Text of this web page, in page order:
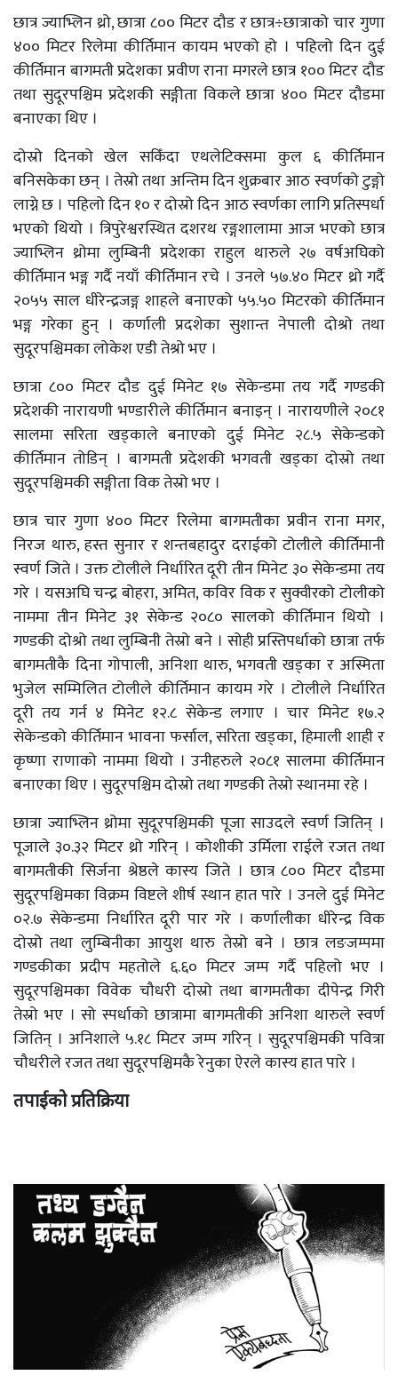
छात्र ज्याभ्लिन थ्रो, छात्रा ८०० मिटर दौड र छात्र÷छात्राको चार गुणा
४०० मिटर रिलेमा कीर्तिमान कायम भएको हो । पहिलो दिन दुई
कीर्तिमान बागमती प्रदेशका प्रवीण राना मगरले छात्र १०० मिटर दौड
तथा सुदूरपश्चिम प्रदेशकी सङ्गीता विकले छात्रा ४०० मिटर दौडमा
बनाएका थिए ।
दोस्रो दिनको खेल सकिँदा एथलेटिक्समा कुल ६ कीर्तिमान
बनिसकेका छन् । तेस्रो तथा अन्तिम दिन शुक्रबार आठ स्वर्णको टुङ्गो
लाग्ने छ । पहिलो दिन १० र दोस्रो दिन आठ स्वर्णका लागि प्रतिस्पर्धा
भएको थियो । त्रिपुरेश्वरस्थित दशरथ रङ्गशालामा आज भएको छात्र
ज्याभ्लिन थ्रोमा लुम्बिनी प्रदेशका राहुल थारुले २७ वर्षअघिको
कीर्तिमान भङ्ग गर्दै नयाँ कीर्तिमान रचे । उनले ५७.४० मिटर थ्रो गर्दै
२०५५ साल धीरेन्द्रजङ्ग शाहले बनाएको ५५.५० मिटरको कीर्तिमान
भङ्ग गरेका हुन् । कर्णाली प्रदशेका सुशान्त नेपाली दोश्रो तथा
सुदूरपश्चिमका लोकेश एडी तेश्रो भए ।
छात्रा ८०० मिटर दौड दुई मिनेट १७ सेकेन्डमा तय गर्दै गण्डकी
प्रदेशकी नारायणी भण्डारीले कीर्तिमान बनाइन् । नारायणीले २०८१
सालमा सरिता खड्काले बनाएको दुई मिनेट २८.५ सेकेन्डको
कीर्तिमान तोडिन् । बागमती प्रदेशकी भगवती खड्का दोस्रो तथा
सुदूरपश्चिमकी सङ्गीता विक तेस्रो भए ।
छात्र चार गुणा ४०० मिटर रिलेमा बागमतीका प्रवीन राना मगर,
निरज थारु, हस्त सुनार र शन्तबहादुर दराईको टोलीले कीर्तिमानी
स्वर्ण जिते । उक्त टोलीले निर्धारित दूरी तीन मिनेट ३० सेकेन्डमा तय
गरे । यसअघि चन्द्र बोहरा, अमित, कविर विक र सुक्वीरको टोलीको
नाममा तीन मिनेट ३१ सेकेन्ड २०८० सालको कीर्तिमान थियो ।
गण्डकी दोश्रो तथा लुम्बिनी तेस्रो बने । सोही प्रस्तिपर्धाको छात्रा तर्फ
बागमतीकै दिना गोपाली, अनिशा थारु, भगवती खड्का र अस्मिता
भुजेल सम्मिलित टोलीले कीर्तिमान कायम गरे । टोलीले निर्धारित
दूरी तय गर्न ४ मिनेट १२.८ सेकेन्ड लगाए । चार मिनेट १७.२
सेकेन्डको कीर्तिमान भावना फर्साल, सरिता खड्का, हिमाली शाही र
कृष्णा राणाको नाममा थियो । उनीहरुले २०८१ सालमा कीर्तिमान
बनाएका थिए । सुदूरपश्चिम दोस्रो तथा गण्डकी तेस्रो स्थानमा रहे ।
छात्रा ज्याभ्लिन थ्रोमा सुदूरपश्चिमकी पूजा साउदले स्वर्ण जितिन् ।
पूजाले ३०.३२ मिटर थ्रो गरिन् । कोशीकी उर्मिला राईले रजत तथा
बागमतीकी सिर्जना श्रेष्ठले कास्य जिते । छात्र ८०० मिटर दौडमा
सुदूरपश्चिमका विक्रम विष्टले शीर्ष स्थान हात पारे । उनले दुई मिनेट
०२.७ सेकेन्डमा निर्धारित दूरी पार गरे । कर्णालीका धीरेन्द्र विक
दोस्रो तथा लुम्बिनीका आयुश थारु तेस्रो बने । छात्र लङजम्पमा
गण्डकीका प्रदीप महतोले ६.६० मिटर जम्प गर्दै पहिलो भए ।
सुदूरपश्चिमका विवेक चौधरी दोस्रो तथा बागमतीका दीपेन्द्र गिरी
तेस्रो भए । सो स्पर्धाको छात्रामा बागमतीकी अनिशा थारुले स्वर्ण
जितिन् । अनिशाले ५.१८ मिटर जम्प गरिन् । सुदूरपश्चिमकी पवित्रा
चौधरीले रजत तथा सुदूरपश्चिमकै रेनुका ऐरले कास्य हात पारे ।
तपाईको प्रतिक्रिया